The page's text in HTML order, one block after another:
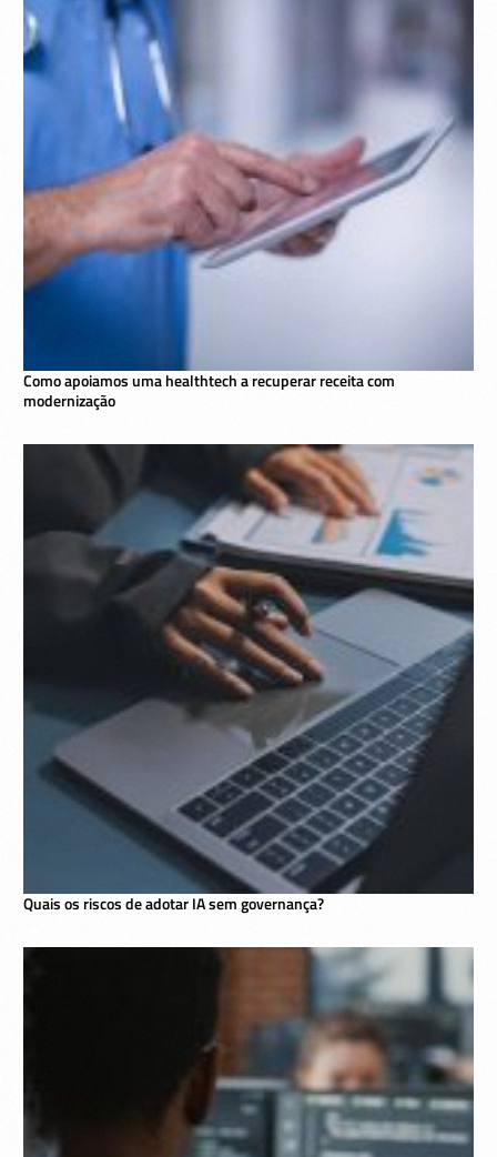
Como apoiamos uma healthtech a recuperar receita com
modernização
Quais os riscos de adotar IA sem governança?